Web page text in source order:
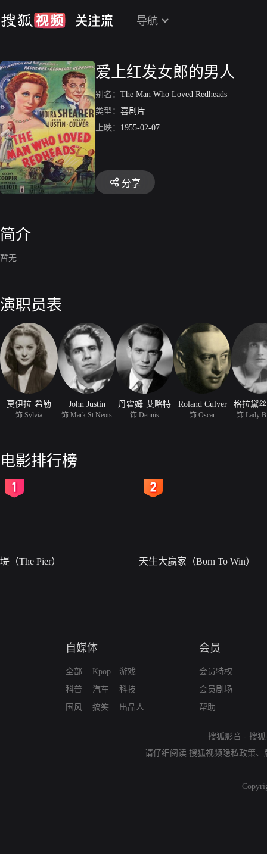
导航
爱上红发女郎的男人
别名： The Man Who Loved Redheads
类型： 喜剧片
上映： 1955-02-07
分享
简介
暂无
演职员表
莫伊拉·希勒
饰 Sylvia
John Justin
饰 Mark St Neots
丹霍姆·艾略特
饰 Dennis
Roland Culver
饰 Oscar
格拉黛
饰 Lady
电影排行榜
堤（The Pier） 天生大赢家（Born To Win）
自媒体
全部
科普
国风
Kpop
汽车
搞笑
游戏
科技
出品人
会员
会员特权
会员剧场
帮助
搜狐影音 - 搜
请仔细阅读 搜狐视频隐私政策、